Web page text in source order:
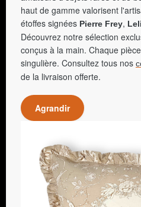
haut de gamme valorisent
étoffes signées Pierre Frey,
Découvrez notre sélection
conçus à la main. Chaque
singulière. Consultez tous nos
de la livraison offerte.
Agrandir